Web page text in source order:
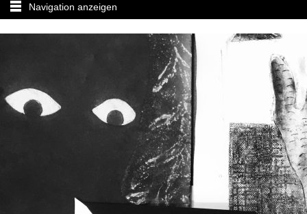
Navigation anzeigen